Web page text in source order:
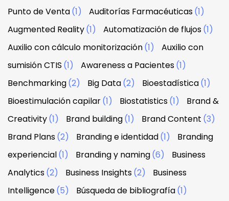
Punto de Venta(1) Auditorías Farmacéuticas(1)
Augmented Reality(1) Automatización de flujos(1)
Auxilio con cálculo monitorización(1)
Auxilio con
sumisión CTIS (1) Awareness a Pacientes(1)
Benchmarking(2) Big Data(2) Bioestadística(1)
Bioestimulación capilar(1) Biostatistics(1)
Brand &
Creativity(1) Brand building(1) Brand Content (3)
Brand Plans(2) Branding e identidad(1)
Branding
experiencial(1) Branding y naming(6)
Business
Analytics(2) Business Insights(2)
Business
Intelligence(5) Búsqueda de bibliografía(1)